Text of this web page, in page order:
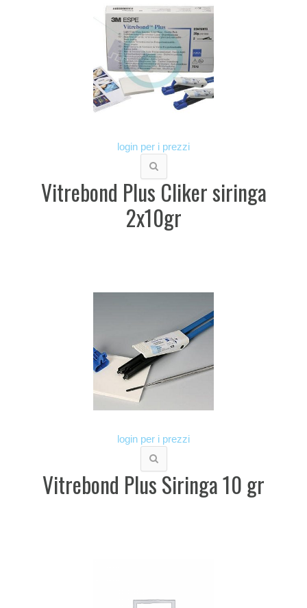
login per i prezzi
Vitrebond Plus Cliker siringa
2x10gr
login per i prezzi
Vitrebond Plus Siringa 10 gr